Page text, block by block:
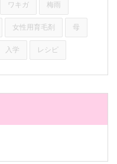
ワキガ 梅雨
女性用育毛剤 母
入学 レシピ